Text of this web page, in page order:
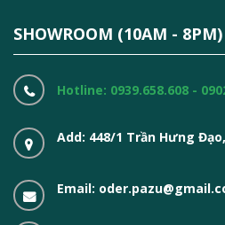
SHOWROOM (10AM - 8PM)
Hotline: 0939.658.608 -
Add: 448/1 Trần Hưng
Email: